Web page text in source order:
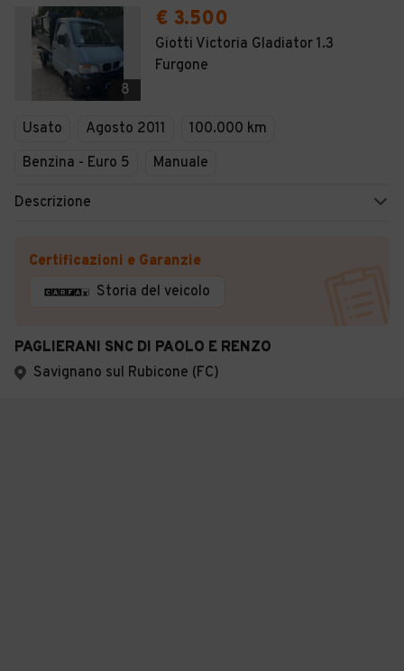
8
€ 3.500
Giotti Victoria Gladiator 1.3
Furgone
Usato Agosto 2011
100.000 km
Benzina - Euro 5
Manuale
Descrizione
Certificazioni e Garanzie
Storia del veicolo
PAGLIERANI SNC DI PAOLO E RENZO
Savignano sul Rubicone (FC)